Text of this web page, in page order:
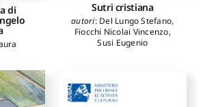
di Sutri cristiana
autori: Del Lungo Stefano,
Fiocchi Nicolai Vincenzo,
Susi Eugenio